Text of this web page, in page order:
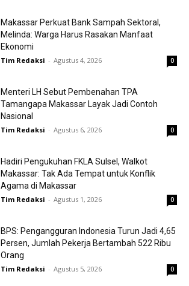
Makassar Perkuat Bank Sampah Sektoral,
Melinda: Warga Harus Rasakan Manfaat
Ekonomi
Tim Redaksi - Agustus 4, 2026 0
Menteri LH Sebut Pembenahan TPA
Tamangapa Makassar Layak Jadi Contoh
Nasional
Tim Redaksi - Agustus 6, 2026 0
Hadiri Pengukuhan FKLA Sulsel, Walkot
Makassar: Tak Ada Tempat untuk Konflik
Agama di Makassar
Tim Redaksi - Agustus 1, 2026 0
BPS: Pengangguran Indonesia Turun Jadi 4,65
Persen, Jumlah Pekerja Bertambah 522 Ribu
Orang
Tim Redaksi - Agustus 5, 2026 0